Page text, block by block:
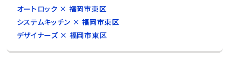
オートロック × 福岡市東区
システムキッチン × 福岡市東区
デザイナーズ × 福岡市東区